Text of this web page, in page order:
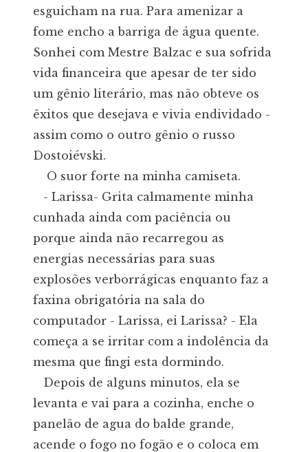
esguicham na rua. Para amenizar a
fome encho a barriga de água quente.
Sonhei com Mestre Balzac e sua sofrida
vida financeira que apesar de ter sido
um gênio literário, mas não obteve os
êxitos que desejava e vivia endividado -
assim como o outro gênio o russo
Dostoiévski.
O suor forte na minha camiseta.
- Larissa- Grita calmamente minha
cunhada ainda com paciência ou
porque ainda não recarregou as
energias necessárias para suas
explosões verborrágicas enquanto faz a
faxina obrigatória na sala do
computador - Larissa, ei Larissa? - Ela
começa a se irritar com a indolência da
mesma que fingi esta dormindo.
Depois de alguns minutos, ela se
levanta e vai para a cozinha, enche o
panelão de agua do balde grande,
acende o fogo no fogão e o coloca em